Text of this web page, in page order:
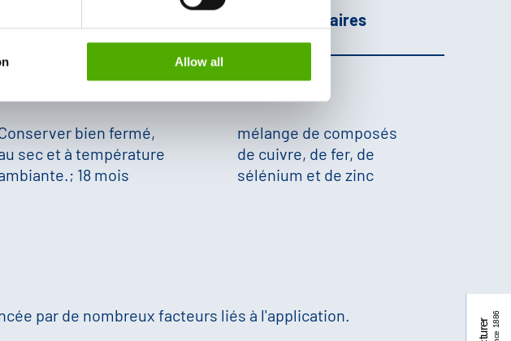
Allow all
Complémentaires
bien fermé,
sec et à température
18 mois
mélange de composés
de cuivre, de fer, de
sélénium et de zinc
par de nombreux facteurs liés à l'application.